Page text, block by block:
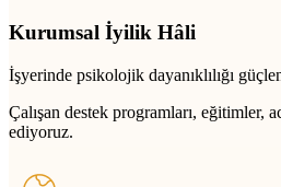
Kurumsal İyilik Hâli
İşyerinde psikolojik dayanıklılığı
Çalışan destek programları,
ediyoruz.